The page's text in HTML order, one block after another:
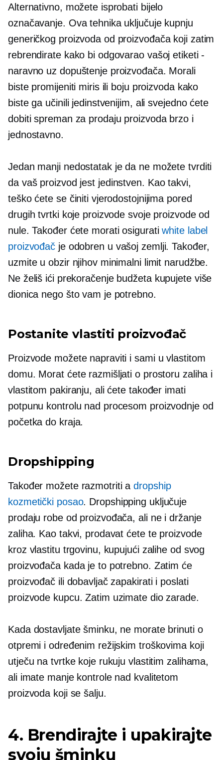
Alternativno, možete isprobati bijelo
označavanje. Ova tehnika uključuje kupnju
generičkog proizvoda od proizvođača koji zatim
rebrendirate kako bi odgovarao vašoj etiketi -
naravno uz dopuštenje proizvođača. Morali
biste promijeniti miris ili boju proizvoda kako
biste ga učinili jedinstvenijim, ali svejedno ćete
dobitispreman za prodaju proizvoda brzo i
jednostavno.
Jedan manji nedostatak je da ne možete tvrditi
da vaš proizvod jest jedinstven. Kao takvi,
teško ćete se činiti vjerodostojnijima pored
drugih tvrtki koje proizvode svoje proizvode od
nule. Također ćete morati osiguratiwhite label
proizvođač je odobren u vašoj zemlji. Također,
uzmite u obzir njihov minimalni limit narudžbe.
Ne želiš ići prekoračenje budžetakupujete više
dionica nego što vam je potrebno.
Postanite vlastiti proizvođač
Proizvode možete napraviti i sami u vlastitom
domu. Morat ćete razmišljati o prostoru zaliha i
vlastitom pakiranju, ali ćete također imati
potpunu kontrolu nad procesom proizvodnje od
početka do kraja.
Dropshipping
Također možete razmotriti adropship
kozmetički posao. Dropshipping uključuje
prodaju robe od proizvođača, ali ne i držanje
zaliha. Kao takvi, prodavat ćete te proizvode
kroz vlastitu trgovinu, kupujući zalihe od svog
proizvođača kada je to potrebno. Zatim će
proizvođač ili dobavljač zapakirati i poslati
proizvode kupcu. Zatim uzimate dio zarade.
Kada dostavljate šminku, ne morate brinuti o
otpremi i određenim režijskim troškovima koji
utječu na tvrtke koje rukuju vlastitim zalihama,
ali imate manje kontrole nad kvalitetom
proizvoda koji se šalju.
4. Brendirajte i upakirajte
svoju šminku